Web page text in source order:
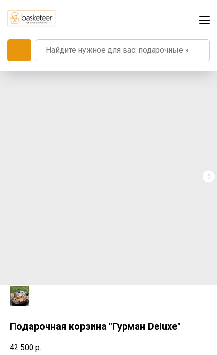
Подарочная корзина "Гурман Deluxe"
42 500 р.